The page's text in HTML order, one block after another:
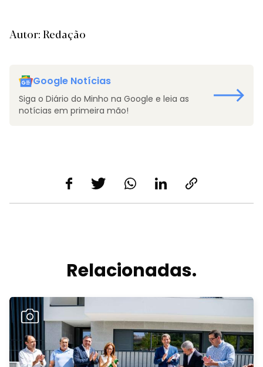
Autor: Redação
Google Notícias
Siga o Diário do Minho na Google e leia as
notícias em primeira mão!
Relacionadas.